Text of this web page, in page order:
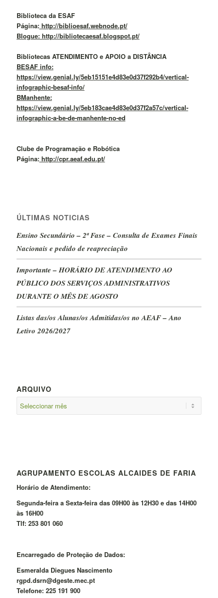
Biblioteca da ESAF
Página:http://biblioesaf.webnode.pt/
Blogue: http://bibliotecaesaf.blogspot.pt/
Bibliotecas ATENDIMENTO e APOIO a DISTÂNCIA
BESAF info:
https://view.genial.ly/5eb15151e4d83e0d37f292b4/vertical-
infographic-besaf-info/
BManhente:
https://view.genial.ly/5eb183cae4d83e0d37f2a57c/vertical-
infographic-a-be-de-manhente-no-ed
Clube de Programação e Robótica
Página:http://cpr.aeaf.edu.pt/
ÚLTIMAS NOTICIAS
Ensino Secundário – 2ª Fase – Consulta de Exames Finais
Nacionais e pedido de reapreciação
Importante – HORÁRIO DE ATENDIMENTO AO
PÚBLICO DOS SERVIÇOS ADMINISTRATIVOS
DURANTE O MÊS DE AGOSTO
Listas das/os Alunas/os Admitidas/os no AEAF – Ano
Letivo 2026/2027
ARQUIVO
AGRUPAMENTO ESCOLAS ALCAIDES DE FARIA
Horário de Atendimento:
Segunda-feira a Sexta-feira das 09H00 às 12H30 e das 14H00
às 16H00
Tlf: 253 801 060
Encarregado de Proteção de Dados:
Esmeralda Diegues Nascimento
rgpd.dsrn@dgeste.mec.pt
Telefone: 225 191 900